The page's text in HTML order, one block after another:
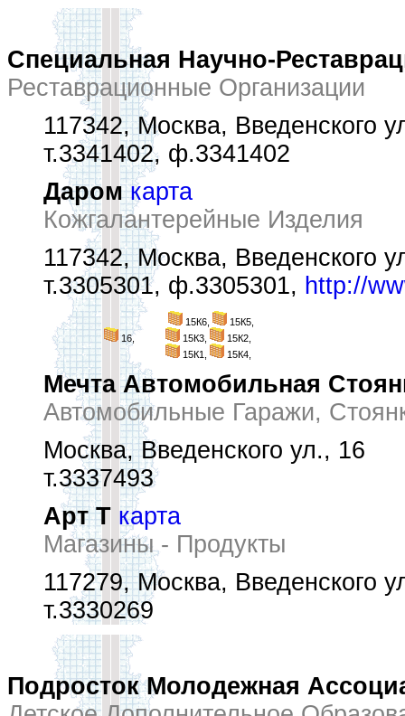
Специальная Научно-
Реставрационные Организации
117342, Москва, Введенского
т.3341402, ф.3341402
Даром карта
Кожгалантерейные Изделия
117342, Москва, Введенского
т.3305301, ф.3305301, http://
16,
15К6,
15К5,
15К3,
15К2,
15К1,
15К4,
Мечта Автомобильная
Автомобильные Гаражи,
Москва, Введенского ул., 16
т.3337493
Арт Т карта
Магазины - Продукты
117279, Москва, Введенского
т.3330269
Подросток Молодежная